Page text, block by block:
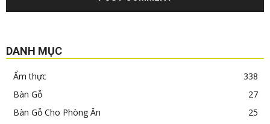
DANH MỤC
Ẩm thực
338
Bàn Gỗ
27
Bàn Gỗ Cho Phòng Ăn
25